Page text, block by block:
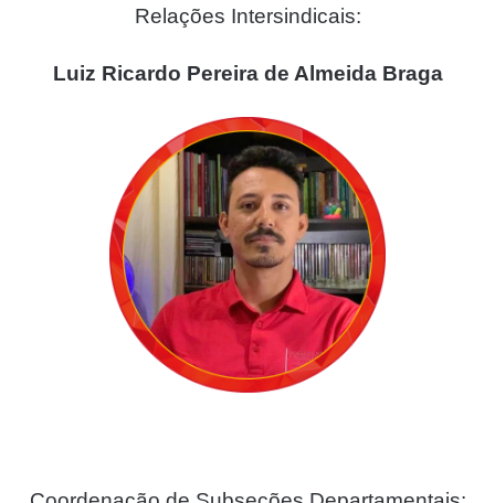
Relações Intersindicais:
Luiz Ricardo Pereira de Almeida Braga